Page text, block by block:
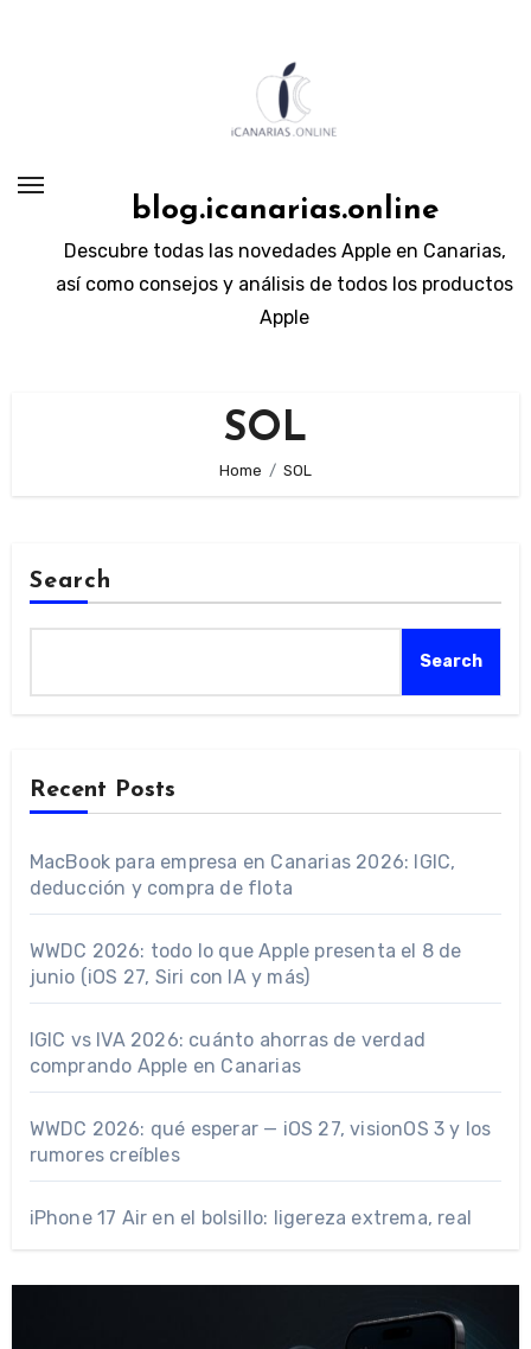
blog.icanarias.online
Descubre todas las novedades Apple en Canarias,
así como consejos y análisis de todos los productos
Apple
SOL
Home SOL
Search
Search
Recent Posts
MacBook para empresa en Canarias 2026: IGIC,
deducción y compra de flota
WWDC 2026: todo lo que Apple presenta el 8 de
junio (iOS 27, Siri con IA y más)
IGIC vs IVA 2026: cuánto ahorras de verdad
comprando Apple en Canarias
WWDC 2026: qué esperar — iOS 27, visionOS 3 y los
rumores creíbles
iPhone 17 Air en el bolsillo: ligereza extrema, real